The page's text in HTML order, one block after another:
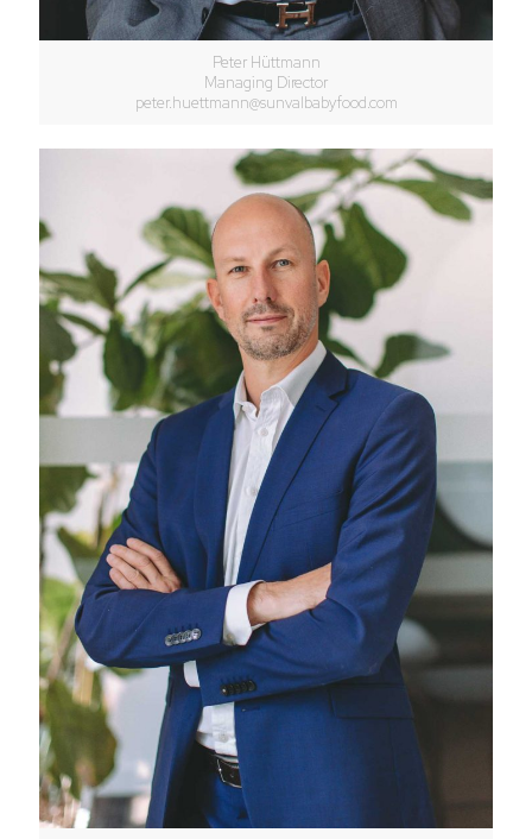
Peter Hüttmann
Managing Director
peter.huettmann@sunvalbabyfood.com